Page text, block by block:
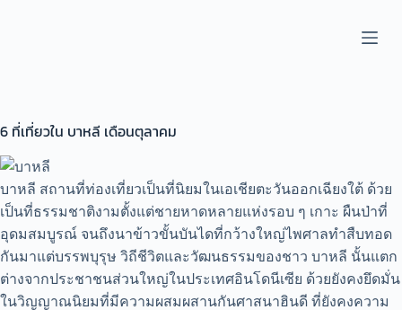
o
t
n
t
6 ที่เที่ยวใน บาหลี เดือนตุลาคม
บาหลี สถานที่ท่องเที่ยวเป็นที่นิยมในเอเชียตะวันออกเฉียงใต้ ด้วย
เป็นที่ธรรมชาติงามตั้งแต่ชายหาดหลายแห่งรอบ ๆ เกาะ ผืนป่าที่
อุดมสมบูรณ์ จนถึงนาข้าวขั้นบันไดที่กว้างใหญ่ไพศาลทำสืบทอด
กันมาแต่บรรพบุรุษ วิถีชีวิตและวัฒนธรรมของชาว บาหลี นั้นแตก
ต่างจากประชาชนส่วนใหญ่ในประเทศอินโดนีเซีย ด้วยยังคงยึดมั่น
ในวิญญาณนิยมที่มีความผสมผสานกันศาสนาฮินดี ที่ยังคงความ